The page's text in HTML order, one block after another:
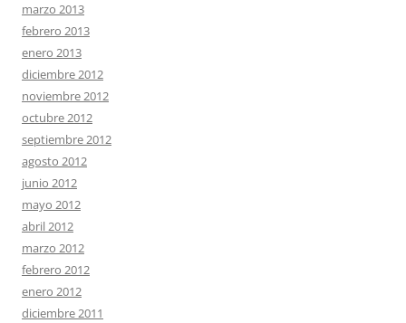
marzo 2013
febrero 2013
enero 2013
diciembre 2012
noviembre 2012
octubre 2012
septiembre 2012
agosto 2012
junio 2012
mayo 2012
abril 2012
marzo 2012
febrero 2012
enero 2012
diciembre 2011